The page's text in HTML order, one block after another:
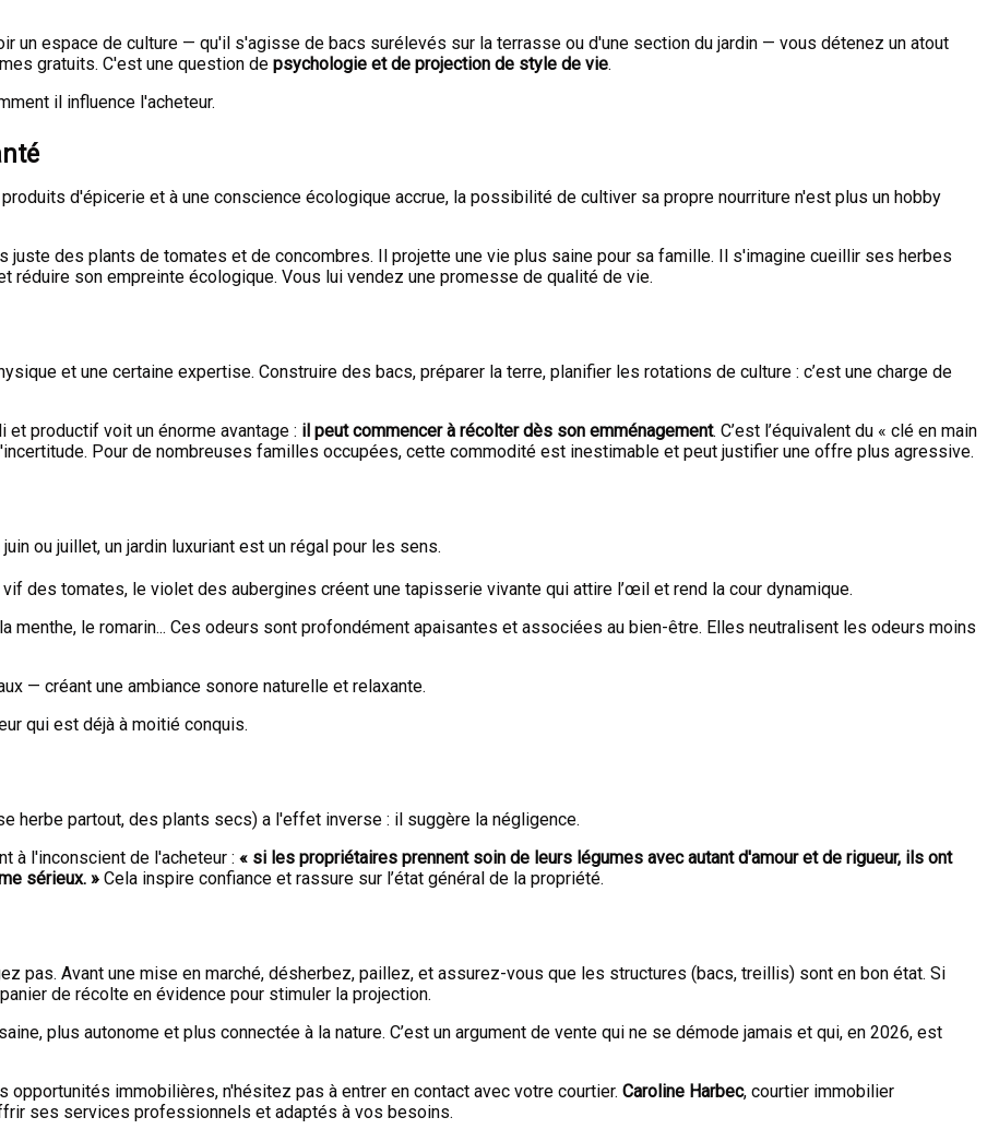
un espace de culture — qu'il s'agisse de bacs surélevés sur la terrasse ou d'une section du jardin — vous détenez un atout
gratuits. C'est une question de psychologie et de projection de style de vie.
il influence l'acheteur.
d'épicerie et à une conscience écologique accrue, la possibilité de cultiver sa propre nourriture n'est plus un hobby
juste des plants de tomates et de concombres. Il projette une vie plus saine pour sa famille. Il s'imagine cueillir ses herbes
son empreinte écologique. Vous lui vendez une promesse de qualité de vie.
et une certaine expertise. Construire des bacs, préparer la terre, planifier les rotations de culture : c’est une charge de
et productif voit un énorme avantage : il peut commencer à récolter dès son emménagement. C’est l’équivalent du « clé en main
Pour de nombreuses familles occupées, cette commodité est inestimable et peut justifier une offre plus agressive.
ou juillet, un jardin luxuriant est un régal pour les sens.
des tomates, le violet des aubergines créent une tapisserie vivante qui attire l’œil et rend la cour dynamique.
menthe, le romarin... Ces odeurs sont profondément apaisantes et associées au bien-être. Elles neutralisent les odeurs moins
— créant une ambiance sonore naturelle et relaxante.
qui est déjà à moitié conquis.
herbe partout, des plants secs) a l'effet inverse : il suggère la négligence.
à l'inconscient de l'acheteur : « si les propriétaires prennent soin de leurs légumes avec autant d'amour et de rigueur, ils ont
sérieux. » Cela inspire confiance et rassure sur l’état général de la propriété.
pas. Avant une mise en marché, désherbez, paillez, et assurez-vous que les structures (bacs, treillis) sont en bon état. Si
de récolte en évidence pour stimuler la projection.
plus autonome et plus connectée à la nature. C’est un argument de vente qui ne se démode jamais et qui, en 2026, est
immobilières, n'hésitez pas à entrer en contact avec votre courtier. Caroline Harbec, courtier immobilier
ses services professionnels et adaptés à vos besoins.